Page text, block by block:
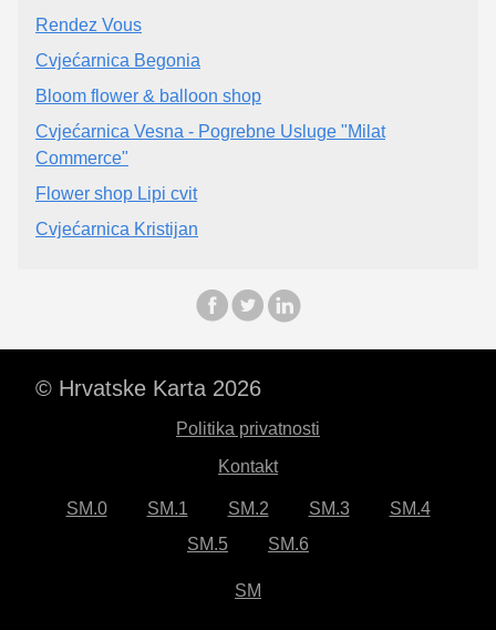
Rendez Vous
Cvjećarnica Begonia
Bloom flower & balloon shop
Cvjećarnica Vesna - Pogrebne Usluge "Milat
Commerce"
Flower shop Lipi cvit
Cvjećarnica Kristijan
© Hrvatske Karta 2026
Politika privatnosti
Kontakt
SM.0 SM.1 SM.2 SM.3
SM.4
SM.5
SM.6
SM